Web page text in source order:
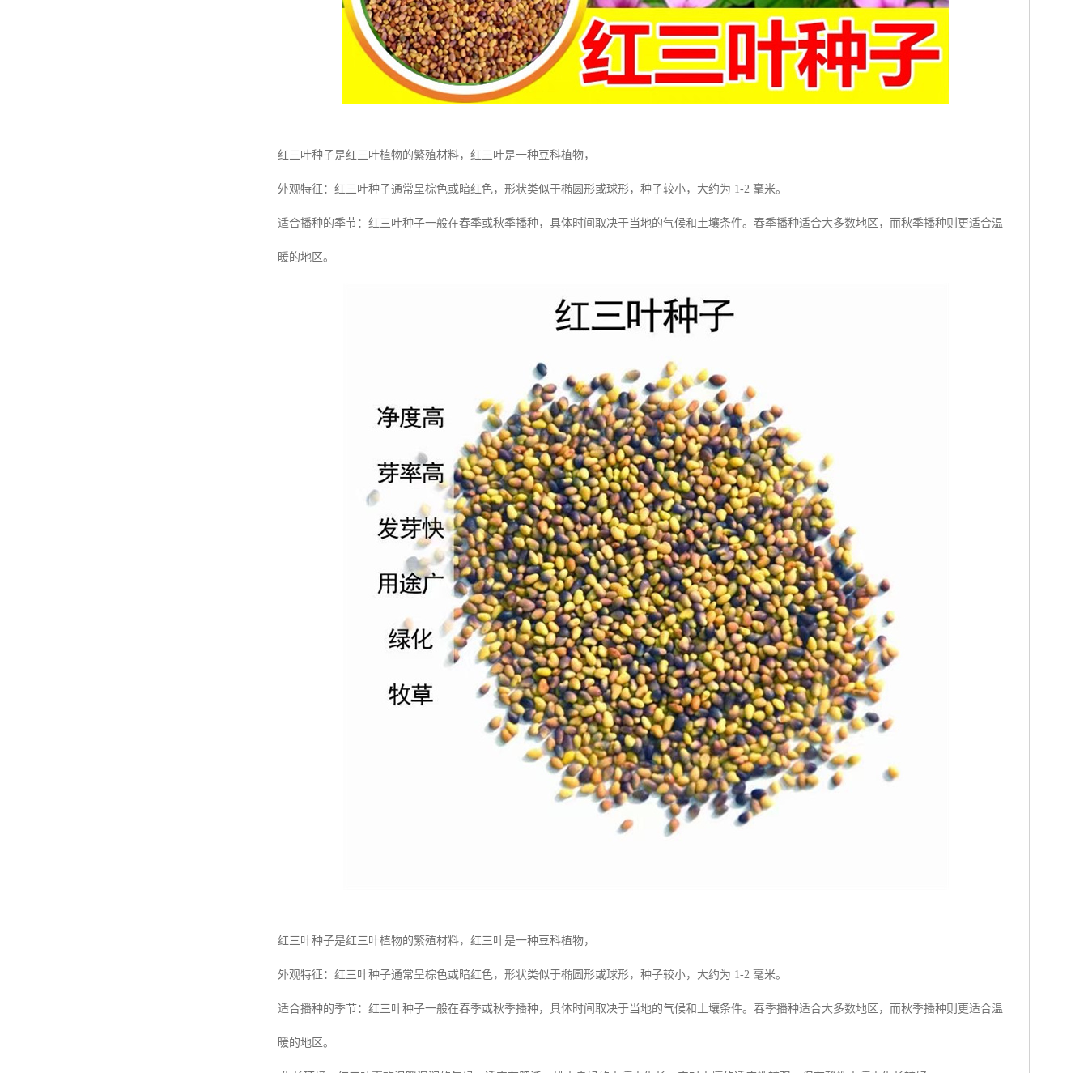
红三叶种子是红三叶植物的繁殖材料，红三叶是一种豆科植物，
外观特征：红三叶种子通常呈棕色或暗红色，形状类似于椭圆形或球形，种子较小，大约为 1-2 毫米。
适合播种的季节：红三叶种子一般在春季或秋季播种，具体时间取决于当地的气候和土壤条件。春季播种适合大多数地区，而秋季播种则更适合温
暖的地区。
红三叶种子是红三叶植物的繁殖材料，红三叶是一种豆科植物，
外观特征：红三叶种子通常呈棕色或暗红色，形状类似于椭圆形或球形，种子较小，大约为 1-2 毫米。
适合播种的季节：红三叶种子一般在春季或秋季播种，具体时间取决于当地的气候和土壤条件。春季播种适合大多数地区，而秋季播种则更适合温
暖的地区。